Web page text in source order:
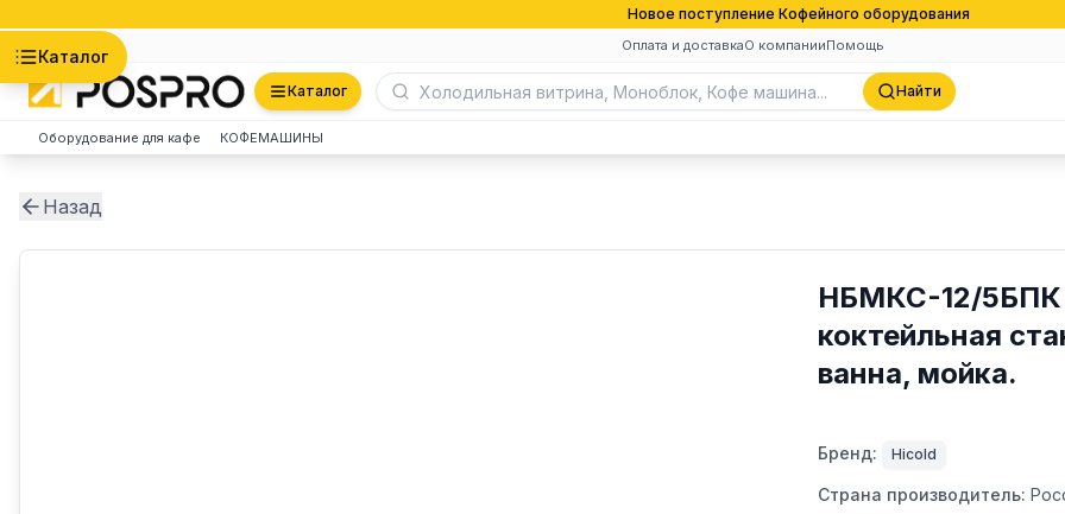
Новое поступление Кофейного оборудования
Оплата и доставкаО компанииПомощь
Каталог
Каталог Найти
Оборудование для кафе КОФЕМАШИНЫ
Назад
НБМКС-12/5БПК
коктейльная
ванна, мойка.
Бренд: Hicold
Страна производитель: